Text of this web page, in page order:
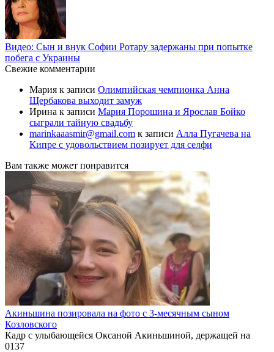
Видео: Сын и внук Софии Ротару задержаны при попытке
побега с Украины
Свежие комментарии
Мария к записи Олимпийская чемпионка Анна
Щербакова выходит замуж
Ирина к записи Мария Порошина и Ярослав Бойко
сыграли тайную свадьбу
marinkaaasmir@gmail.com к записи Алла Пугачева на
Кипре с удовольствием позирует для селфи
Вам также может понравится
Акиньшина позировала на фото с 3-месячным сыном
Козловского
Кадр с улыбающейся Оксаной Акиньшиной, держащей на
0137